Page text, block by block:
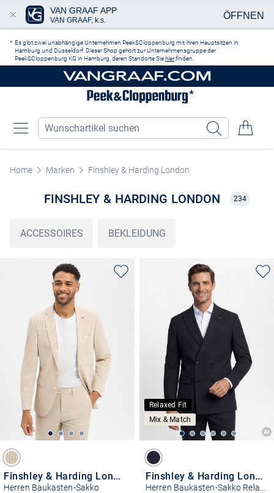
Es gibt zwei unabhängige Unternehmen Peek&Cloppenburg mit ihren Hauptsitzen in
Hamburg und Düsseldorf. Dieser Shop gehört zur Unternehmensgruppe der
Peek&Cloppenburg KG in Hamburg, deren Standorte Sie hierfinden.
Home Marken Finshley & Harding London
FINSHLEY & HARDING LONDON 234
ACCESSOIRES BEKLEIDUNG
Finshley & Harding London
Herren Baukasten-Sakko
Relaxed Fit
Mix & Match
Finshley & Harding London
VAN GRAAF APP
VAN GRAAF, k.s. ÖFFNEN